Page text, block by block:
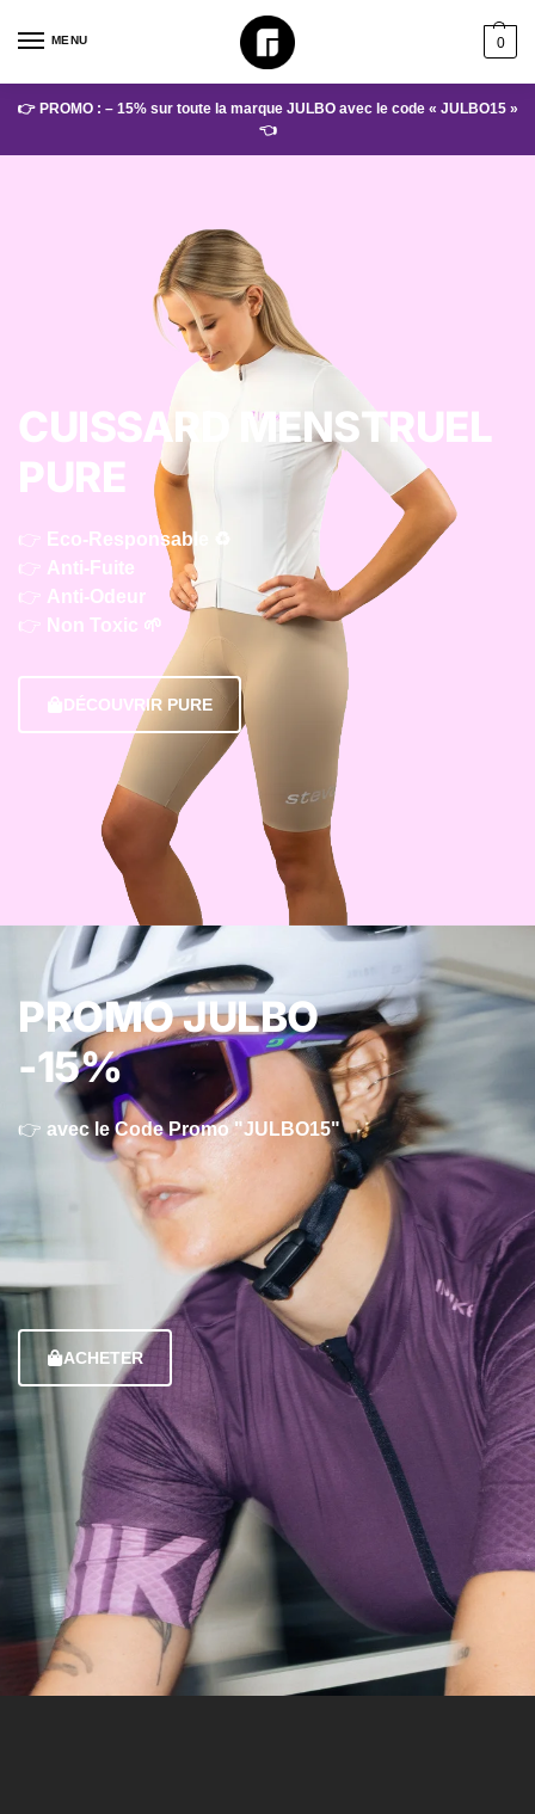
MENU 0
👉 PROMO : – 15% sur toute la marque JULBO avec le code « JULBO15 »
👈
CUISSARD MENSTRUEL
PURE
👉 Eco-Responsable ♻️
👉 Anti-Fuite
👉 Anti-Odeur
👉 Non Toxic 🌱
DÉCOUVRIR PURE
PROMO JULBO
-15%
👉 avec le Code Promo "JULBO15"
ACHETER